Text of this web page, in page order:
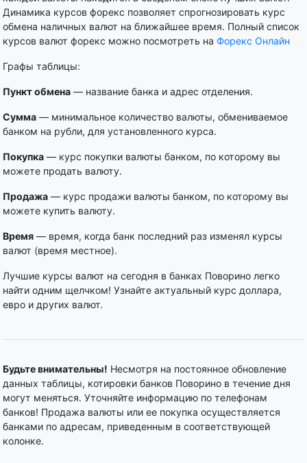
Динамика курсов форекс позволяет спрогнозировать курс
обмена наличных валют на ближайшее время. Полный список
курсов валют форекс можно посмотреть на Форекс Онлайн
Графы таблицы:
Пункт обмена — название банка и адрес отделения.
Сумма — минимальное количество валюты, обмениваемое
банком на рубли, для установленного курса.
Покупка — курс покупки валюты банком, по которому вы
можете продать валюту.
Продажа — курс продажи валюты банком, по которому вы
можете купить валюту.
Время — время, когда банк последний раз изменял курсы
валют (время местное).
Лучшие курсы валют на сегодня в банках Поворино легко
найти одним щелчком! Узнайте актуальный курс доллара,
евро и других валют.
Будьте внимательны! Несмотря на постоянное обновление
данных таблицы, котировки банков Поворино в течение дня
могут меняться. Уточняйте информацию по телефонам
банков! Продажа валюты или ее покупка осуществляется
банками по адресам, приведенным в соответствующей
колонке.